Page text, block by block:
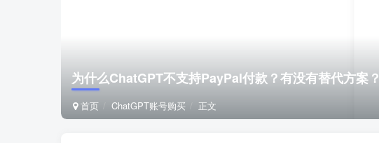
为什么ChatGPT不支持PayPal付款？有没有替代方案？
首页 ChatGPT账号购买 正文